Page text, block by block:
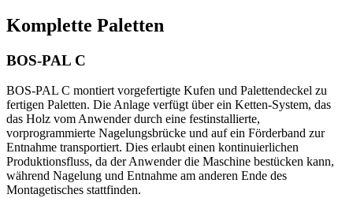
Komplette Paletten
BOS-PAL C
BOS-PAL C montiert vorgefertigte Kufen und Palettendeckel zu
fertigen Paletten. Die Anlage verfügt über ein Ketten-System, das
das Holz vom Anwender durch eine festinstallierte,
vorprogrammierte Nagelungsbrücke und auf ein Förderband zur
Entnahme transportiert. Dies erlaubt einen kontinuierlichen
Produktionsfluss, da der Anwender die Maschine bestücken kann,
während Nagelung und Entnahme am anderen Ende des
Montagetisches stattfinden.